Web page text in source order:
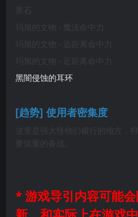
黑石
玛旭的文物 - 魔法命中力
玛旭的文物 - 远距离命中力
玛旭的文物 - 近距离命中力
黑闇侵蚀的耳环
[趋势] 使用者密集度
这里是强大怪物们横行的地方，
要慎重的备战。
* 游戏导引内容可能